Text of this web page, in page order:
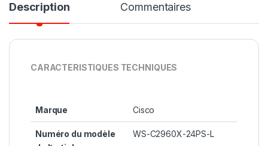
Description Commentaires
CARACTERISTIQUES TECHNIQUES
Marque ‎Cisco
Numéro du modèle
‎WS-C2960X-24PS-L